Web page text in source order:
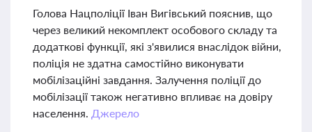
Голова Нацполіції Іван Вигівський пояснив, що
через великий некомплект особового складу та
додаткові функції, які з'явилися внаслідок війни,
поліція не здатна самостійно виконувати
мобілізаційні завдання. Залучення поліції до
мобілізації також негативно впливає на довіру
населення. Джерело